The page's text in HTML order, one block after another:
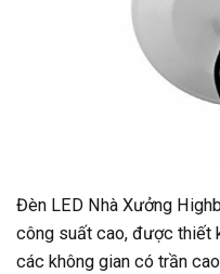
Đèn LED Nhà Xưởng
công suất cao, được thiết
các không gian có trần